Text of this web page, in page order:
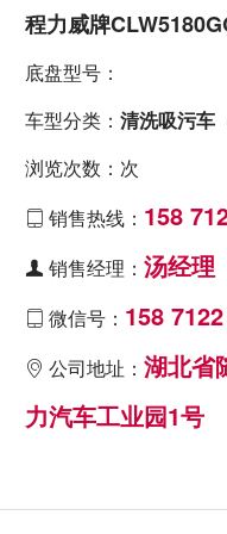
程力威牌
底盘型号：
车型分类： 清洗吸污车
浏览次数：次
 销售热线： 158
 销售经理： 汤经理
 微信号： 158
 公司地址： 湖北省
力汽车工业园1号